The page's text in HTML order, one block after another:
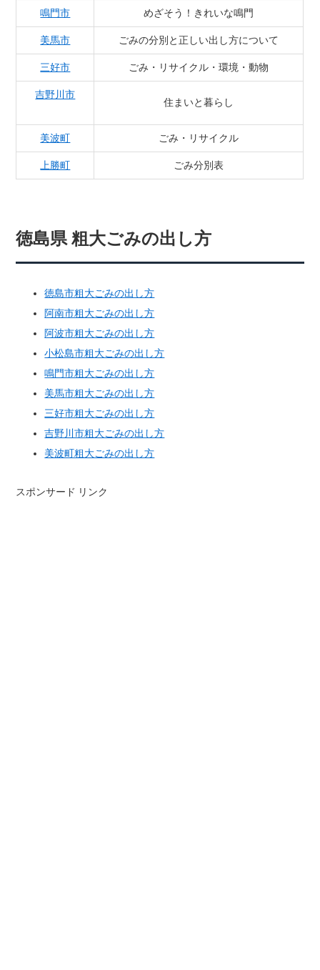
鳴門市 めざそう！きれいな鳴門
美馬市 ごみの分別と正しい出し方について
三好市 ごみ・リサイクル・環境・動物
吉野川市
住まいと暮らし
美波町 ごみ・リサイクル
上勝町 ごみ分別表
徳島県 粗大ごみの出し方
徳島市粗大ごみの出し方
阿南市粗大ごみの出し方
阿波市粗大ごみの出し方
小松島市粗大ごみの出し方
鳴門市粗大ごみの出し方
美馬市粗大ごみの出し方
三好市粗大ごみの出し方
吉野川市粗大ごみの出し方
美波町粗大ごみの出し方
スポンサード リンク